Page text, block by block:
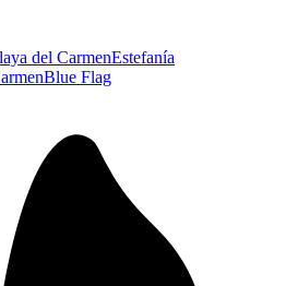
del CarmenEstefanía
Blue Flag